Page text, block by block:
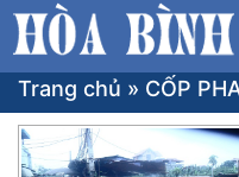
Trang chủ » CỐP